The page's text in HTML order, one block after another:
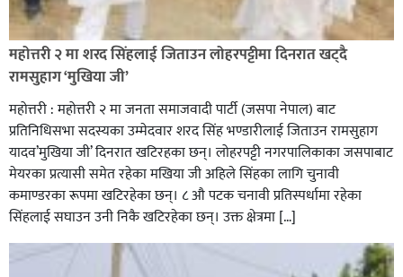
रक्तदान सेवामा जिल्लामै दोस्रो स्थान ल्याएकोमा जनमत नेताद्वय
रेडक्रस सिराहा द्वारा सम्मानित
सिराहाको औरहीमा जेन-जी भेला सम्पन्न
महोत्तरी २ मा शरद सिंहलाई जिताउन लोहरपट्टीमा दिनरात खट्दै
रामसुहाग ‘मुखिया जी’
महोत्तरी : महोत्तरी २ मा जनता समाजवादी पार्टी (जसपा नेपाल) बाट
प्रतिनिधिसभा सदस्यका उम्मेदवार शरद सिंह भण्डारीलाई जिताउन रामसुहाग
यादव’मुखिया जी’ दिनरात खटिरहका छन्। लोहरपट्टी नगरपालिकाका जसपाबाट
मेयरका प्रत्यासी समेत रहेका मखिया जी अहिले सिंहका लागि चुनावी
कमाण्डरका रूपमा खटिरहेका छन्। ८ औ पटक चनावी प्रतिस्पर्धामा रहेका
सिंहलाई सघाउन उनी निकै खटिरहेका छन्। उक्त क्षेत्रमा […]